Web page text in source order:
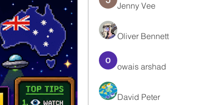
Jenny Vee
Oliver Bennett
owais arshad
David Peter